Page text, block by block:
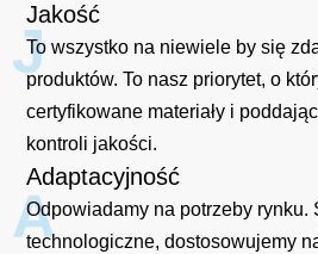
J
Jakość
To wszystko na niewiele by się
produktów. To nasz priorytet, o
certyfikowane materiały i
kontroli jakości.
A
Adaptacyjność
Odpowiadamy na potrzeby rynku.
technologiczne, dostosowujemy